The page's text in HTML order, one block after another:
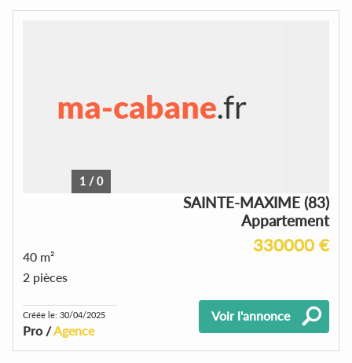
1 /0
SAINTE-MAXIME (83)
Appartement
330000 €
40 m²
2 pièces
Créée le: 30/04/2025
Pro /Agence
Voir l'annonce